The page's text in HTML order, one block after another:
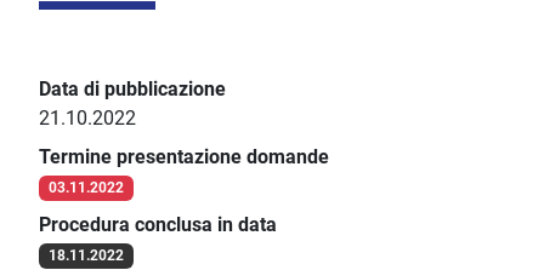
Data di pubblicazione
21.10.2022
Termine presentazione domande
03.11.2022
Procedura conclusa in data
18.11.2022